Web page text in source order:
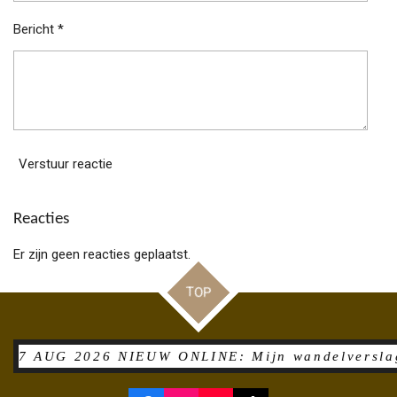
Bericht *
Verstuur reactie
Reacties
Er zijn geen reacties geplaatst.
TOP
AUG 2026 NIEUW ONLINE: Mijn